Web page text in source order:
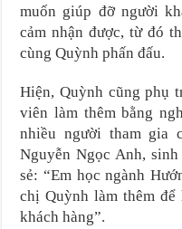
muốn giúp đỡ người
cảm nhận được, từ đó
cùng Quỳnh phấn đấu.
Hiện, Quỳnh cũng phụ
viên làm thêm bằng
nhiều người tham gia
Nguyễn Ngọc Anh,
sẻ: “Em học ngành
chị Quỳnh làm thêm
khách hàng”.